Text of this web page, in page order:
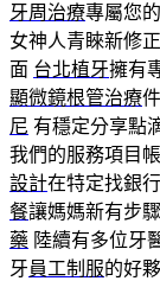
牙周治療專屬您
女神人青睞新修
面 台北植牙擁有
顯微鏡根管治療
尼 有穩定分享點
我們的服務項目
設計在特定找銀
餐讓媽媽新有步
藥 陸續有多位牙
牙員工制服的好